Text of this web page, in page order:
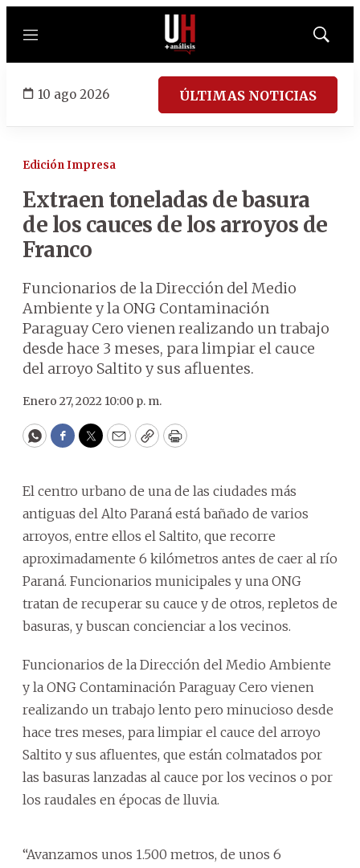
Menú
Mostrar
10 ago 2026 ÚLTIMAS NOTICIAS
Edición Impresa
Extraen toneladas de basura
de los cauces de los arroyos de
Franco
Funcionarios de la Dirección del Medio
Ambiente y la ONG Contaminación
Paraguay Cero vienen realizando un trabajo
desde hace 3 meses, para limpiar el cauce
del arroyo Saltito y sus afluentes.
Enero 27, 2022 10:00 p. m.
WhatsApp
Facebook
Twitter
EmailCopyPrint
El centro urbano de una de las ciudades más
antiguas del Alto Paraná está bañado de varios
arroyos, entre ellos el Saltito, que recorre
aproximadamente 6 kilómetros antes de caer al río
Paraná. Funcionarios municipales y una ONG
tratan de recuperar su cauce y de otros, repletos de
basuras, y buscan concienciar a los vecinos.
Funcionarios de la Dirección del Medio Ambiente
y la ONG Contaminación Paraguay Cero vienen
realizando un trabajo lento pero minucioso desde
hace tres meses, para limpiar el cauce del arroyo
Saltito y sus afluentes, que están colmatados por
las basuras lanzadas al cauce por los vecinos o por
los raudales en épocas de lluvia.
“Avanzamos unos 1.500 metros, de unos 6